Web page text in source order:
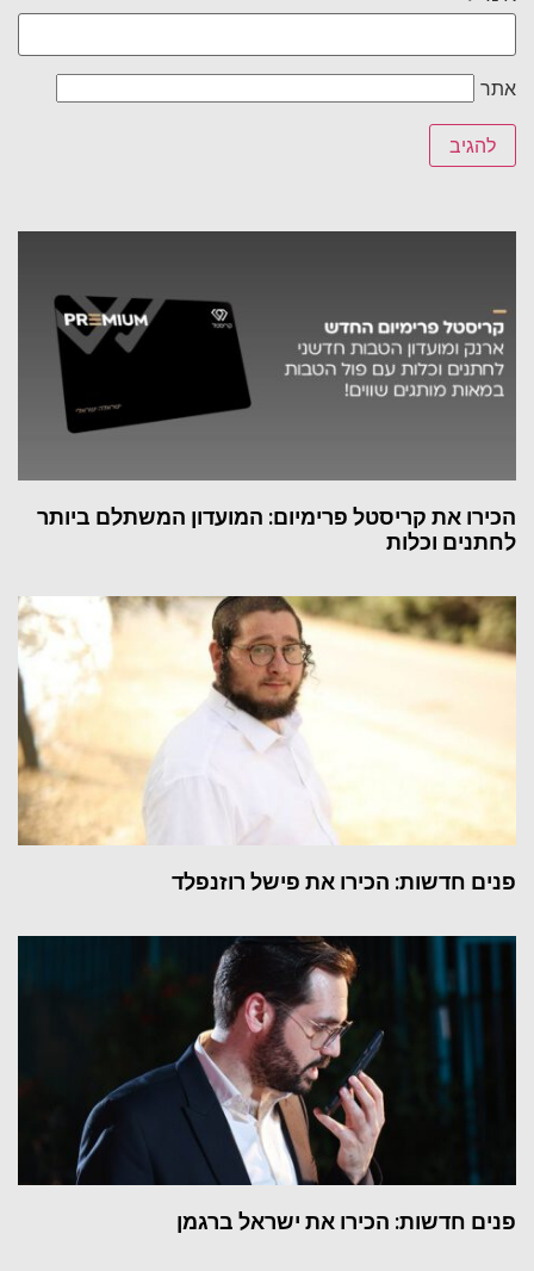
אתר
הכירו את קריסטל פרימיום: המועדון המשתלם ביותר
לחתנים וכלות
פנים חדשות: הכירו את פישל רוזנפלד
פנים חדשות: הכירו את ישראל ברגמן